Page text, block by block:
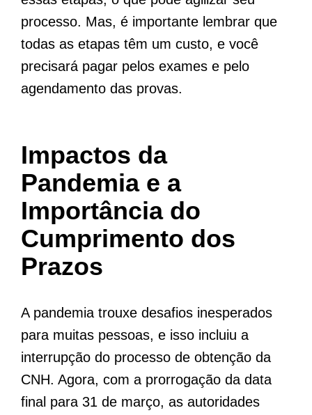
processo. Mas, é importante lembrar que
todas as etapas têm um custo, e você
precisará pagar pelos exames e pelo
agendamento das provas.
Impactos da
Pandemia e a
Importância do
Cumprimento dos
Prazos
A pandemia trouxe desafios inesperados
para muitas pessoas, e isso incluiu a
interrupção do processo de obtenção da
CNH. Agora, com a prorrogação da data
final para 31 de março, as autoridades